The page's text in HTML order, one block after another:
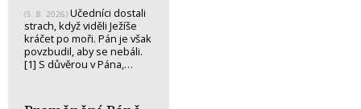
(5. 8. 2026) Učedníci dostali
strach, když viděli Ježíše
kráčet po moři. Pán je však
povzbudil, aby se nebáli.
[1] S důvěrou v Pána,…